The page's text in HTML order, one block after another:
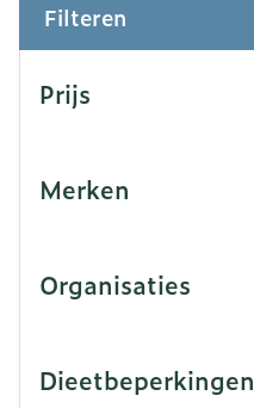
Filteren
Prijs
Merken
Organisaties
Dieetbeperkingen